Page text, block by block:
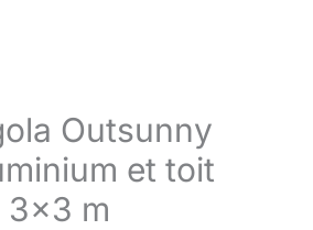
Outsunny
et toit
3×3 m